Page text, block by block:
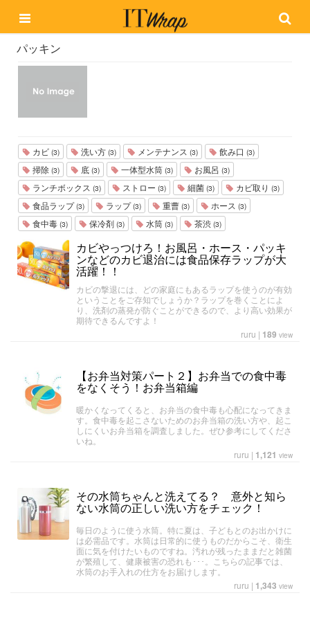
パッキン
カビ (3) 洗い方 (3) メンテナンス (3) 飲み口 (3)
掃除 (3) 底 (3) 一体型水筒 (3) お風呂 (3)
ランチボックス (3) ストロー (3) 細菌 (3) カビ取り (3)
食品ラップ(3) ラップ(3) 重曹 (3) ホース (3)
食中毒 (3) 保冷剤 (3) 水筒 (3) 茶渋 (3)
カビやっつけろ！お風呂・ホース・パッキ
ンなどのカビ退治には食品保存ラップが大
活躍！！
カビの撃退には、どの家庭にもあるラップを使うのが有効
ということをご存知でしょうか？ラップを巻くことによ
り、洗剤の蒸発が防ぐことができるので、より高い効果が
期待できるんですよ！
ruru | 189 view
【お弁当対策パート２】お弁当での食中毒
をなくそう！お弁当箱編
暖かくなってくると、お弁当の食中毒も心配になってきま
す。食中毒を起こさないためのお弁当箱の洗い方や、起こ
しにくいお弁当箱を調査しました。ぜひ参考にしてくださ
いね。
ruru | 1,121 view
その水筒ちゃんと洗えてる？ 意外と知ら
ない水筒の正しい洗い方をチェック！
毎日のように使う水筒。特に夏は、子どもとのお出かけに
は必需品です。水筒は日常的に使うものだからこそ、衛生
面に気を付けたいものですね。汚れが残ったままだと雑菌
が繁殖して、健康被害の恐れも･･･。こちらの記事では、
水筒のお手入れの仕方をお届けします。
ruru | 1,343 view